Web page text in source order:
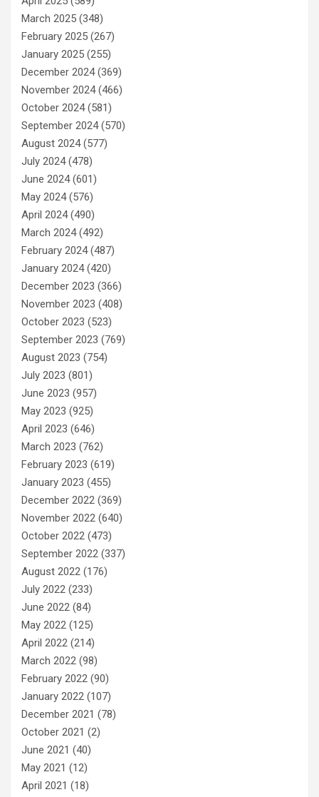
March 2025 (348)
February 2025 (267)
January 2025 (255)
December 2024(369)
November 2024(466)
October 2024(581)
September 2024(570)
August 2024(577)
July 2024(478)
June 2024(601)
May 2024(576)
April 2024(490)
March 2024(492)
February 2024(487)
January 2024(420)
December 2023 (366)
November 2023 (408)
October 2023 (523)
September 2023 (769)
August 2023 (754)
July 2023 (801)
June 2023 (957)
May 2023 (925)
April 2023 (646)
March 2023 (762)
February 2023 (619)
January 2023 (455)
December 2022 (369)
November 2022 (640)
October 2022 (473)
September 2022 (337)
August 2022 (176)
July 2022 (233)
June 2022 (84)
May 2022 (125)
April 2022 (214)
March 2022 (98)
February 2022 (90)
January 2022 (107)
December 2021 (78)
October 2021 (2)
June 2021 (40)
May 2021 (12)
April 2021 (18)